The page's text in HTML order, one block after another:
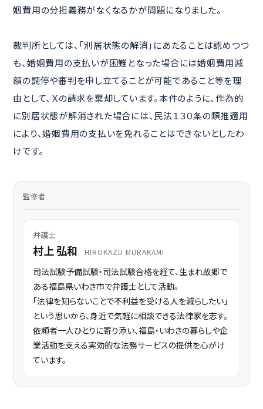
姻費用の分担義務がなくなるかが問題になりました。
裁判所としては、「別居状態の解消」にあたることは認めつつ
も、婚姻費用の支払いが困難となった場合には婚姻費用減
額の調停や審判を申し立てることが可能であること等を理
由として、Ｘの請求を棄却しています。本件のように、作為的
に別居状態が解消された場合には、民法１３０条の類推適用
により、婚姻費用の支払いを免れることはできないとしたわ
けです。
監修者
弁護士
村上 弘和 HIROKAZU MURAKAMI
司法試験予備試験・司法試験合格を経て、生まれ故郷で
ある福島県いわき市で弁護士として活動。
「法律を知らないことで不利益を受ける人を減らしたい」
という思いから、身近で気軽に相談できる法律家を志す。
依頼者一人ひとりに寄り添い、福島・いわきの暮らしや企
業活動を支える実効的な法務サービスの提供を心がけ
ています。